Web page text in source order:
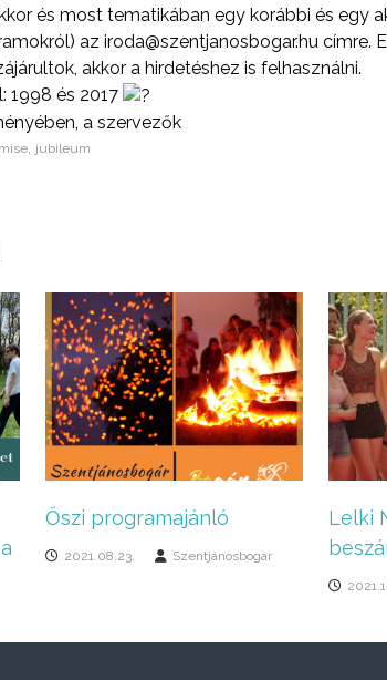
és most tematikában egy korábbi és egy
az iroda@szentjanosbogar.hu címre.
akkor a hirdetéshez is felhasználni.
1998 és 2017
a szervezők
jubileum
Őszi programajánló
2021.08.23. Szentjánosbogár
Lelki